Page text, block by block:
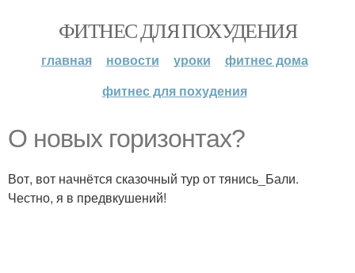
ФИТНЕС ДЛЯ ПОХУДЕНИЯ
главная новости уроки
фитнес дома
фитнес для похудения
О новых горизонтах?
Вот, вот начнётся сказочный тур от тянись_Бали.
Честно, я в предвкушений!